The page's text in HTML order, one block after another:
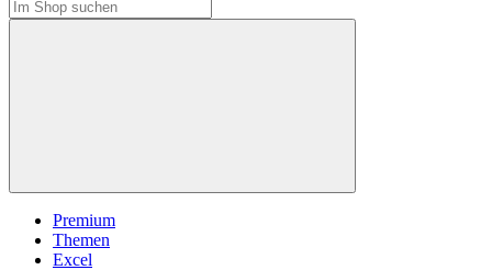
Premium
Themen
Excel